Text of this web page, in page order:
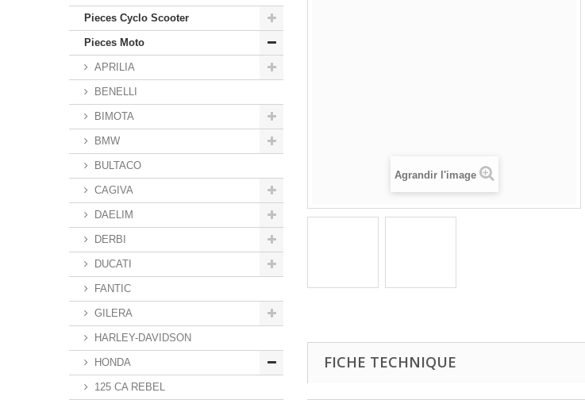
Pieces Cyclo Scooter
Pieces Moto
APRILIA
BENELLI
BIMOTA
BMW
BULTACO
CAGIVA
DAELIM
DERBI
DUCATI
FANTIC
GILERA
HARLEY-DAVIDSON
HONDA
125 CA REBEL
Agrandir l'image
FICHE TECHNIQUE